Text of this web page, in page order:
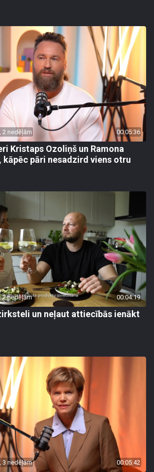
2 nedēļām 00:05:36
Kristaps Ozoliņš un Ramona
kāpēc pāri nesadzird viens otru
2 nedēļām 00:04:19
un neļaut attiecībās ienākt
3 nedēļām 00:05:42